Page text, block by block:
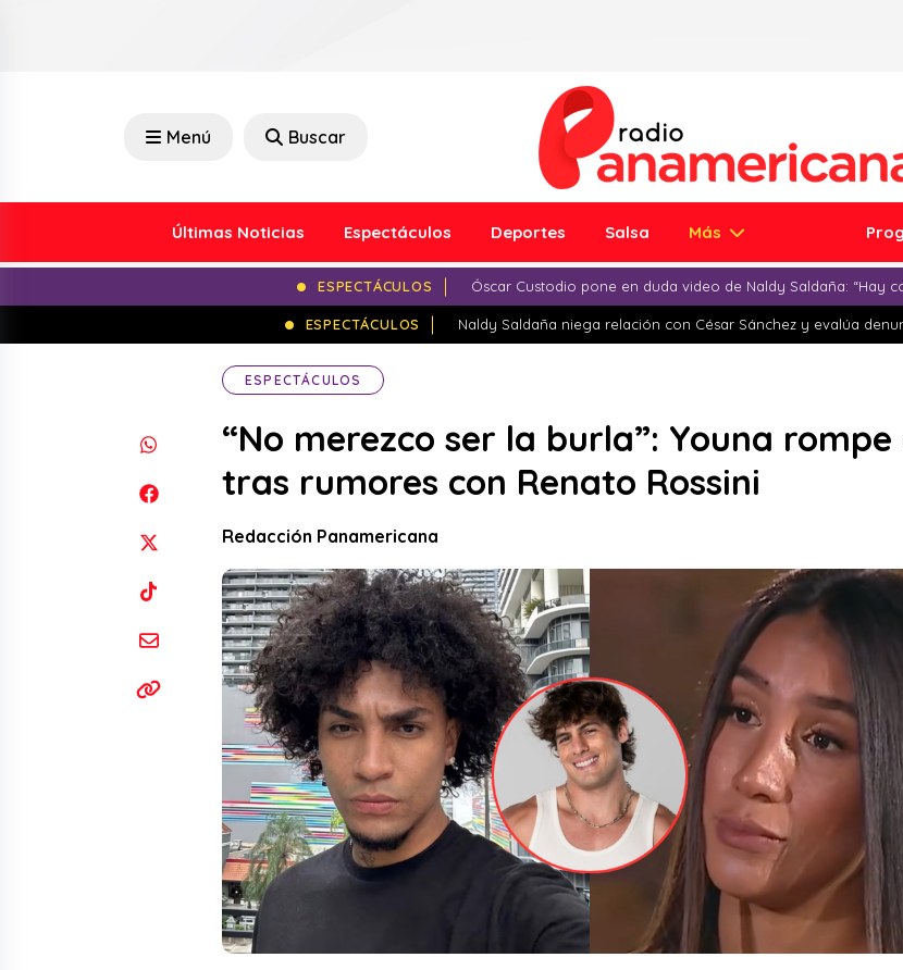
Menú Buscar
Últimas Noticias Espectáculos Deportes Salsa Más
ESPECTÁCULOS Óscar Custodio pone en duda video de Naldy Saldaña: “Hay
ESPECTÁCULOS Naldy Saldaña niega relación con César Sánchez y evalúa
ESPECTÁCULOS
“No merezco ser la burla”: Youna
tras rumores con Renato Rossini
Redacción Panamericana